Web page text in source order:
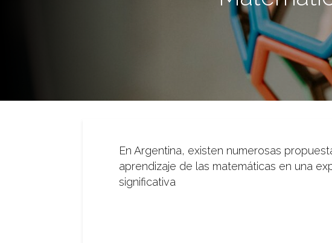
En Argentina, existen numerosas
aprendizaje de las matemáticas en una
significativa